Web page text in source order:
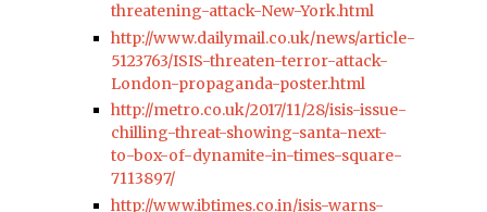
threatening-attack-New-York.html
http://www.dailymail.co.uk/news/article-
5123763/ISIS-threaten-terror-attack-
London-propaganda-poster.html
http://metro.co.uk/2017/11/28/isis-issue-
chilling-threat-showing-santa-next-
to-box-of-dynamite-in-times-square-
7113897/
http://www.ibtimes.co.in/isis-warns-